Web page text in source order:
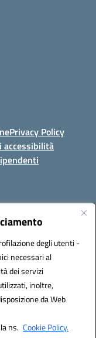
degli utenti -
necessari al
dei servizi
inoltre,
da Web
ns. Cookie Policy.
Privacy Policy
S.r.l.